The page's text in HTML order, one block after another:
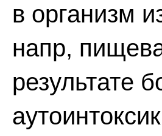
в организм
напр,
результате